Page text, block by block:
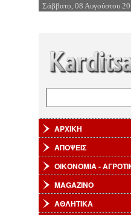
Επιστροφή
Σάββατο, 08 Αυγούστου
ΑΡΧΙΚΗ
ΑΠΟΨΕΙΣ
ΟΙΚΟΝΟΜΙΑ -
MAGAZINO
ΑΘΛΗΤΙΚΑ